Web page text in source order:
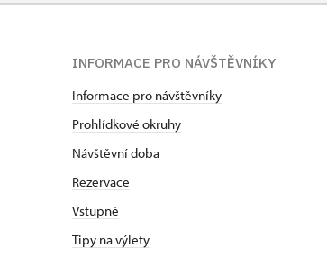
INFORMACE PRO NÁVŠTĚVNÍKY
Informace pro návštěvníky
Prohlídkové okruhy
Návštěvní doba
Rezervace
Vstupné
Tipy na výlety